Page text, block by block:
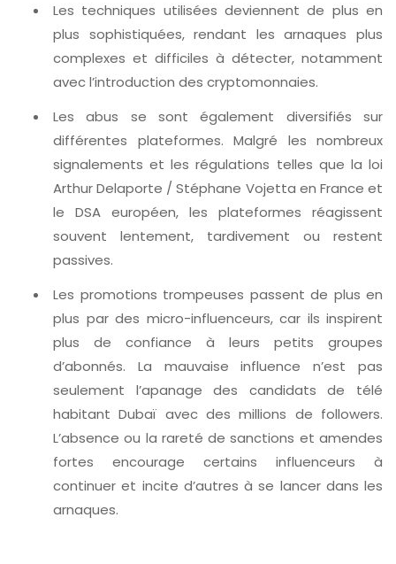
Les techniques utilisées deviennent de plus en
plus sophistiquées, rendant les arnaques plus
complexes et difficiles à détecter, notamment
avec l’introduction des cryptomonnaies.
Les abus se sont également diversifiés sur
différentes plateformes. Malgré les nombreux
signalements et les régulations telles que la loi
Arthur Delaporte / Stéphane Vojetta en France et
le DSA européen, les plateformes réagissent
souvent lentement, tardivement ou restent
passives.
Les promotions trompeuses passent de plus en
plus par des micro-influenceurs, car ils inspirent
plus de confiance à leurs petits groupes
d’abonnés. La mauvaise influence n’est pas
seulement l’apanage des candidats de télé
habitant Dubaï avec des millions de followers.
L’absence ou la rareté de sanctions et amendes
fortes encourage certains influenceurs à
continuer et incite d’autres à se lancer dans les
arnaques.